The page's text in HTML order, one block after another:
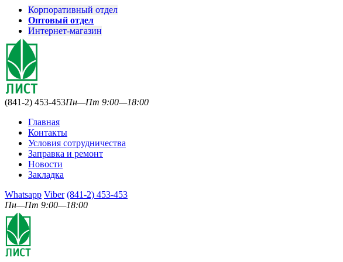
Корпоративный отдел
Оптовый отдел
Интернет-магазин
(841-2) 453-453Пн—Пт 9:00—18:00
Главная
Контакты
Условия сотрудничества
Заправка и ремонт
Новости
Закладка
Whatsapp Viber (841-2) 453-453
Пн—Пт 9:00—18:00